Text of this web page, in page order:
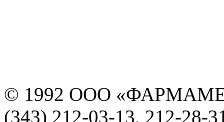
© 1992 ООО
(343) 212-03-13, 212-28-